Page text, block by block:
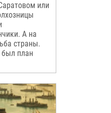
или
А на
страны.
был план